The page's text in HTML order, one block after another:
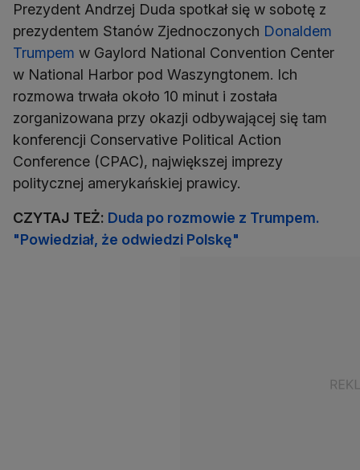
Prezydent Andrzej Duda spotkał się w sobotę z
prezydentem Stanów Zjednoczonych Donaldem
Trumpem w Gaylord National Convention Center
w National Harbor pod Waszyngtonem. Ich
rozmowa trwała około 10 minut i została
zorganizowana przy okazji odbywającej się tam
konferencji Conservative Political Action
Conference (CPAC), największej imprezy
politycznej amerykańskiej prawicy.
CZYTAJ TEŻ: Duda po rozmowie z Trumpem.
"Powiedział, że odwiedzi Polskę"